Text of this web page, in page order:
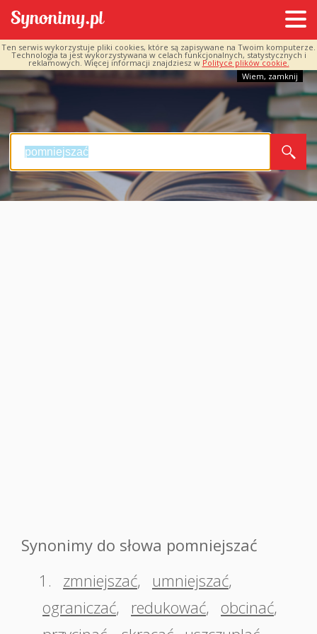
Ten serwis wykorzystuje pliki cookies, które są zapisywane na Twoim komputerze.
Technologia ta jest wykorzystywana w celach funkcjonalnych, statystycznych i
reklamowych. Więcej informacji znajdziesz w Polityce plików cookie.
Wiem, zamknij
Synonimy do słowa pomniejszać
1.
zmniejszać, umniejszać,
ograniczać, redukować, obcinać,